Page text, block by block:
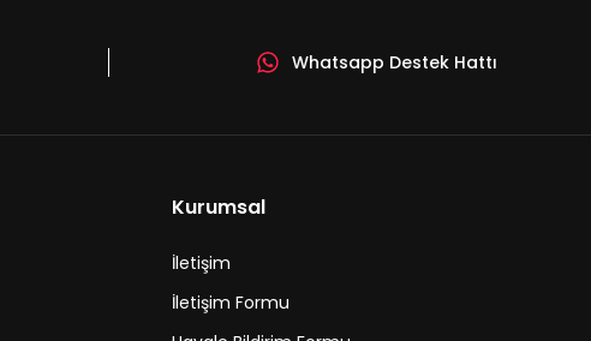
Gönder
Whatsapp Destek Hattı
Kurumsal
İletişim
İletişim Formu